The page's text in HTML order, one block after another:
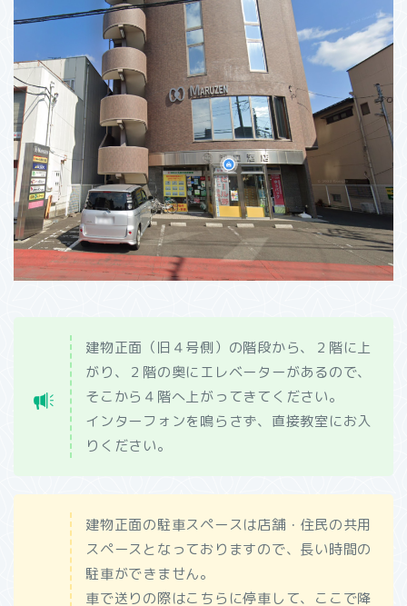
建物正面（旧４号側）の階段から、２階に上
がり、２階の奥にエレベーターがあるので、
そこから４階へ上がってきてください。
インターフォンを鳴らさず、直接教室にお入
りください。
建物正面の駐車スペースは店舗・住民の共用
スペースとなっておりますので、長い時間の
駐車ができません。
車で送りの際はこちらに停車して、ここで降